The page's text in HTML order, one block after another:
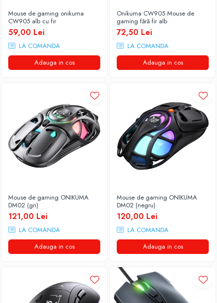
Mouse de gaming onikuma
CW905 alb cu fir
59,00 Lei
LA COMANDA
Adauga in cos
Onikuma CW905 Mouse de
gaming fără fir alb
72,50 Lei
LA COMANDA
Adauga in cos
Mouse de gaming ONIKUMA
DM02 (gri)
121,00 Lei
LA COMANDA
Adauga in cos
Mouse de gaming ONIKUMA
DM02 (negru)
120,00 Lei
LA COMANDA
Adauga in cos